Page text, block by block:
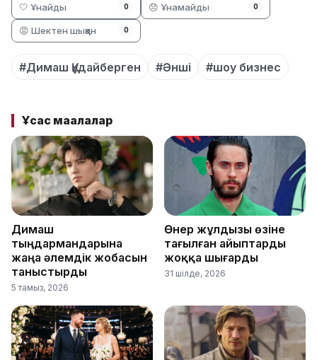
🤍 Ұнайды 0 😞 Ұнамайды 0
😡 Шектен шыққан 0
#Димаш Құдайберген #Әнші #шоу бизнес
Ұқсас мақалалар
Димаш
тыңдармандарына
жаңа әлемдік жобасын
таныстырды
5 тамыз, 2026
Өнер жұлдызы өзіне
тағылған айыптарды
жоққа шығарды
31 шілде, 2026